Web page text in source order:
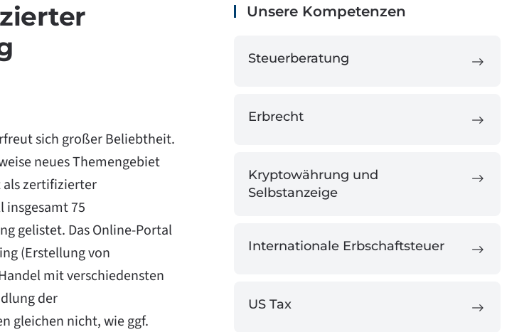
sich großer Beliebtheit.
neues Themengebiet
als zertifizierter
insgesamt75
gelistet. Das Online-Portal
(Erstellung von
mit verschiedensten
der
gleichen nicht, wie ggf.
Unsere Kompetenzen
Steuerberatung
Erbrecht
Kryptowährung und
Selbstanzeige
Internationale Erbschaftsteuer
US Tax